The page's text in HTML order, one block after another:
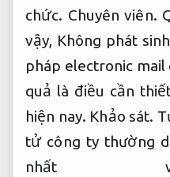
chức. Chuyên viên.
vậy, Không phát
pháp electronic mail
quả là điều cần
hiện nay. Khảo sát.
tử công ty thường
nhất